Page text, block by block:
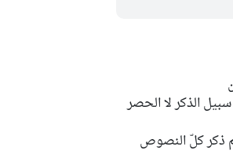
الذكر لا الحصر
ذكر كلّ النصوص